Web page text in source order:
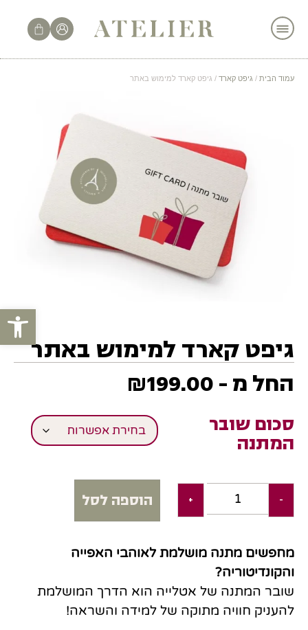
גיפט קארד למימוש באתר
- החל מ ₪199.00
סכום שובר
המתנה
-
+ הוספה לסל
מחפשים מתנה מושלמת לאוהבי האפייה
והקונדיטוריה?
שובר המתנה של אטלייה הוא הדרך המושלמת
להעניק חוויה מתוקה של למידה והשראה!
עמוד הבית / גיפט קארד / גיפט קארד למימוש באתר
פתח